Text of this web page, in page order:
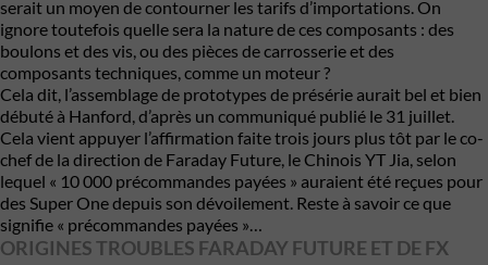
serait un moyen de contourner les tarifs d’importations. On
ignore toutefois quelle sera la nature de ces composants : des
boulons et des vis, ou des pièces de carrosserie et des
composants techniques, comme un moteur ?
Cela dit, l’assemblage de prototypes de présérie aurait bel et bien
débuté à Hanford, d’après un communiqué publié le 31 juillet.
Cela vient appuyer l’affirmation faite trois jours plus tôt par le co-
chef de la direction de Faraday Future, le Chinois YT Jia, selon
lequel « 10 000 précommandes payées » auraient été reçues pour
des Super One depuis son dévoilement. Reste à savoir ce que
signifie « précommandes payées »…
ORIGINES TROUBLES FARADAY FUTURE ET DE FX